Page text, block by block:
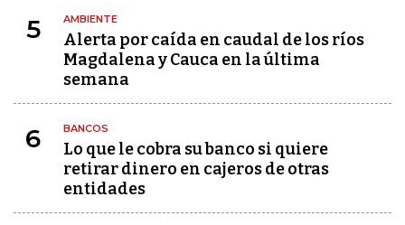
5 AMBIENTE
Alerta por caída en caudal de los ríos
Magdalena y Cauca en la última
semana
6 BANCOS
Lo que le cobra su banco si quiere
retirar dinero en cajeros de otras
entidades